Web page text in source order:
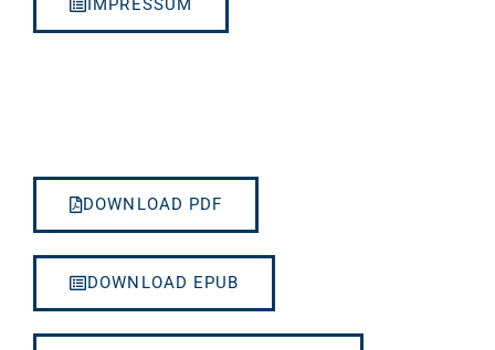
IMPRESSUM
DOWNLOAD PDF
DOWNLOAD EPUB